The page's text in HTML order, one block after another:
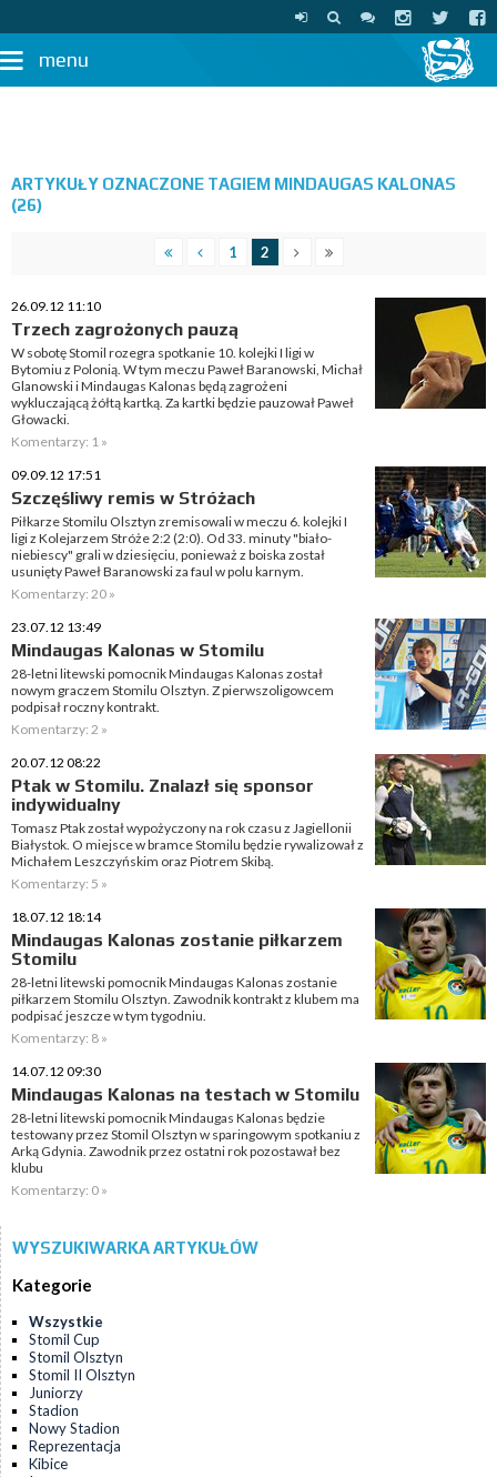
menu
ARTYKUŁY OZNACZONE TAGIEM MINDAUGAS KALONAS
(26)
1 2
26.09.12 11:10
Trzech zagrożonych pauzą
W sobotę Stomil rozegra spotkanie 10. kolejki I ligi w
Bytomiu z Polonią. W tym meczu Paweł Baranowski, Michał
Glanowski i Mindaugas Kalonas będą zagrożeni
wykluczającą żółtą kartką. Za kartki będzie pauzował Paweł
Głowacki.
Komentarzy: 1 »
09.09.12 17:51
Szczęśliwy remis w Stróżach
Piłkarze Stomilu Olsztyn zremisowali w meczu 6. kolejki I
ligi z Kolejarzem Stróże 2:2 (2:0). Od 33. minuty "biało-
niebiescy" grali w dziesięciu, ponieważ z boiska został
usunięty Paweł Baranowski za faul w polu karnym.
Komentarzy: 20 »
23.07.12 13:49
Mindaugas Kalonas w Stomilu
28-letni litewski pomocnik Mindaugas Kalonas został
nowym graczem Stomilu Olsztyn. Z pierwszoligowcem
podpisał roczny kontrakt.
Komentarzy: 2 »
20.07.12 08:22
Ptak w Stomilu. Znalazł się sponsor
indywidualny
Tomasz Ptak został wypożyczony na rok czasu z Jagiellonii
Białystok. O miejsce w bramce Stomilu będzie rywalizował z
Michałem Leszczyńskim oraz Piotrem Skibą.
Komentarzy: 5 »
18.07.12 18:14
Mindaugas Kalonas zostanie piłkarzem
Stomilu
28-letni litewski pomocnik Mindaugas Kalonas zostanie
piłkarzem Stomilu Olsztyn. Zawodnik kontrakt z klubem ma
podpisać jeszcze w tym tygodniu.
Komentarzy: 8 »
14.07.12 09:30
Mindaugas Kalonas na testach w Stomilu
28-letni litewski pomocnik Mindaugas Kalonas będzie
testowany przez Stomil Olsztyn w sparingowym spotkaniu z
Arką Gdynia. Zawodnik przez ostatni rok pozostawał bez
klubu
Komentarzy: 0 »
WYSZUKIWARKA ARTYKUŁÓW
Kategorie
Wszystkie
Stomil Cup
Stomil Olsztyn
Stomil II Olsztyn
Juniorzy
Stadion
Nowy Stadion
Reprezentacja
Kibice